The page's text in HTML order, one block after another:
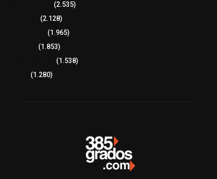
(2.535)
(2.128)
(1.965)
(1.853)
(1.538)
(1.280)